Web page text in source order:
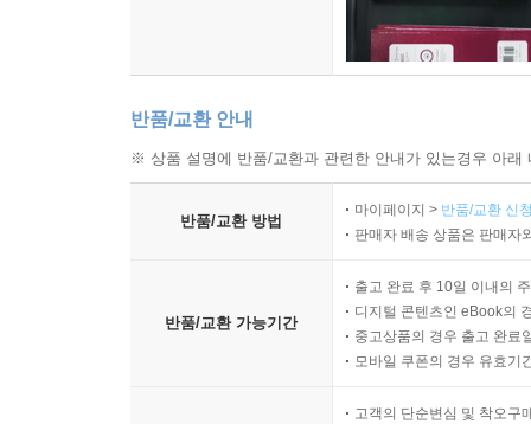
반품/교환 안내
※ 상품 설명에 반품/교환과 관련한 안내가 있는경우 아
반품/교환 방법
마이페이지 > 반품/교환 신
판매자 배송 상품은 판매자
반품/교환 가능기간
출고 완료 후 10일 이내의
디지털 콘텐츠인 eBook의
중고상품의 경우 출고 완료
모바일 쿠폰의 경우 유효기
고객의 단순변심 및 착오구